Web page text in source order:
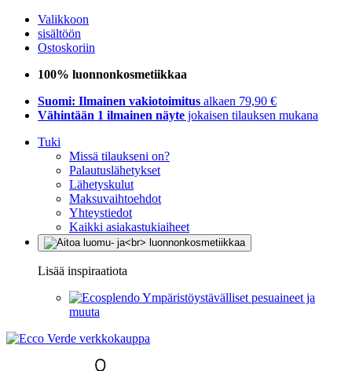
Valikkoon
sisältöön
Ostoskoriin
100% luonnonkosmetiikkaa
Suomi: Ilmainen vakiotoimitus alkaen 79,90 €
Vähintään 1 ilmainen näyte jokaisen tilauksen mukana
Tuki
Missä tilaukseni on?
Palautuslähetykset
Lähetyskulut
Maksuvaihtoehdot
Yhteystiedot
Kaikki asiakastukiaiheet
Lisää inspiraatiota
Ympäristöystävälliset pesuaineet ja
muuta